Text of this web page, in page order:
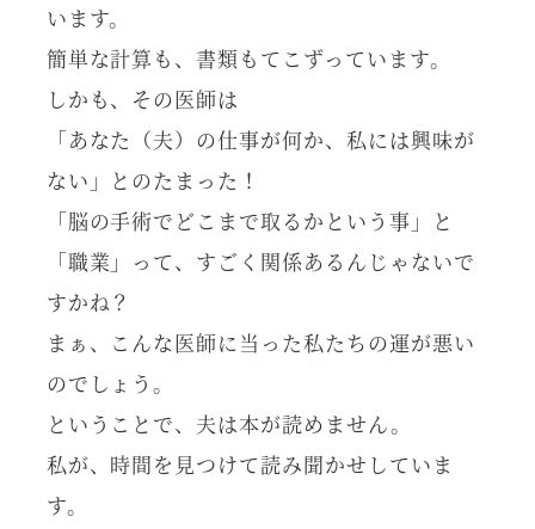
います。
簡単な計算も、書類もてこずっています。
しかも、その医師は
「あなた（夫）の仕事が何か、私には興味が
ない」とのたまった！
「脳の手術でどこまで取るかという事」と
「職業」って、すごく関係あるんじゃないで
すかね？
まぁ、こんな医師に当った私たちの運が悪い
のでしょう。
ということで、夫は本が読めません。
私が、時間を見つけて読み聞かせしていま
す。